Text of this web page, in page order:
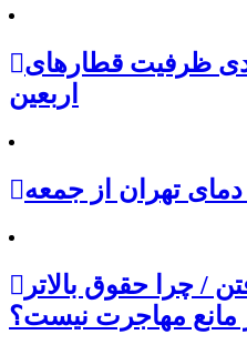
۵ درصدی ظرفیت قطارهای
اربعین
تهران از جمعه
/ چرا حقوق بالاتر
مانع مهاجرت نیست؟